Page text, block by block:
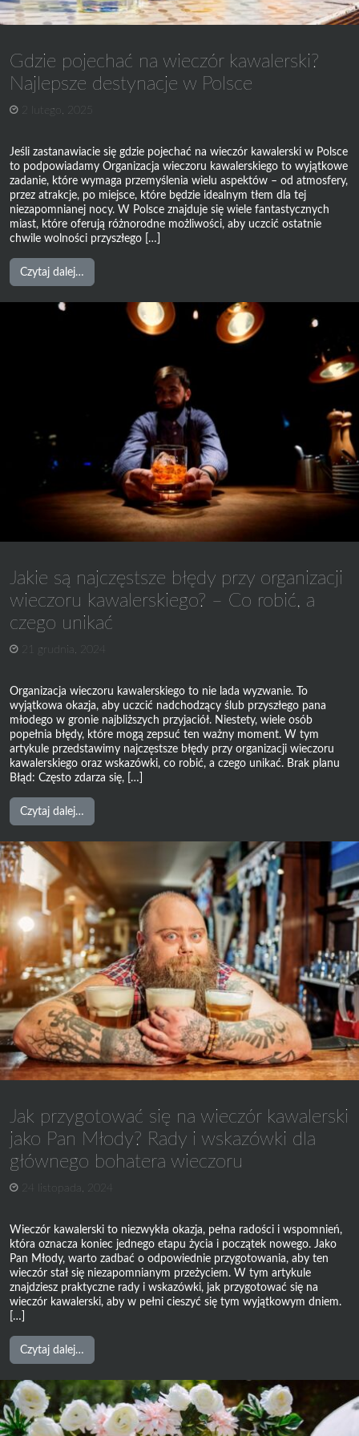
Gdzie pojechać na wieczór kawalerski?
Najlepsze destynacje w Polsce
2 lutego, 2025
Jeśli zastanawiacie się gdzie pojechać na wieczór kawalerski w Polsce
to podpowiadamy Organizacja wieczoru kawalerskiego to wyjątkowe
zadanie, które wymaga przemyślenia wielu aspektów – od atmosfery,
przez atrakcje, po miejsce, które będzie idealnym tłem dla tej
niezapomnianej nocy. W Polsce znajduje się wiele fantastycznych
miast, które oferują różnorodne możliwości, aby uczcić ostatnie
chwile wolności przyszłego […]
Czytaj dalej…
Gdzie
pojechać
Jakie są najczęstsze błędy przy organizacji
wieczoru kawalerskiego? – Co robić, a
czego unikać
21 grudnia, 2024
Organizacja wieczoru kawalerskiego to nie lada wyzwanie. To
wyjątkowa okazja, aby uczcić nadchodzący ślub przyszłego pana
młodego w gronie najbliższych przyjaciół. Niestety, wiele osób
popełnia błędy, które mogą zepsuć ten ważny moment. W tym
artykule przedstawimy najczęstsze błędy przy organizacji wieczoru
kawalerskiego oraz wskazówki, co robić, a czego unikać. Brak planu
Błąd: Często zdarza się, […]
Czytaj dalej…
Jakie
są
najczęstsze
błędy
przy
organizacji
wieczoru
kawalerskiego?
–
Co
robić,
a
czego
unikać
Jak przygotować się na wieczór kawalerski
jako Pan Młody? Rady i wskazówki dla
głównego bohatera wieczoru
24 listopada, 2024
Wieczór kawalerski to niezwykła okazja, pełna radości i wspomnień,
która oznacza koniec jednego etapu życia i początek nowego. Jako
Pan Młody, warto zadbać o odpowiednie przygotowania, aby ten
wieczór stał się niezapomnianym przeżyciem. W tym artykule
znajdziesz praktyczne rady i wskazówki, jak przygotować się na
wieczór kawalerski, aby w pełni cieszyć się tym wyjątkowym dniem.
[…]
Czytaj dalej…
Jak
przygotować
się
na
wieczór